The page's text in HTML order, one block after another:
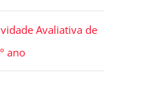
Avaliativa de
ano